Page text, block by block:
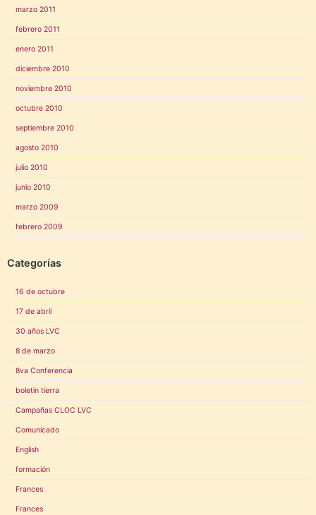
marzo 2011
febrero 2011
enero 2011
diciembre 2010
noviembre 2010
octubre 2010
septiembre 2010
agosto 2010
julio 2010
junio 2010
marzo 2009
febrero 2009
Categorías
16 de octubre
17 de abril
30 años LVC
8 de marzo
8va Conferencia
boletin tierra
Campañas CLOC LVC
Comunicado
English
formación
Frances
Frances